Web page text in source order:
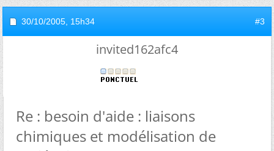
30/10/2005, 15h34 #3
invited162afc4
Re : besoin d'aide : liaisons
chimiques et modélisation de